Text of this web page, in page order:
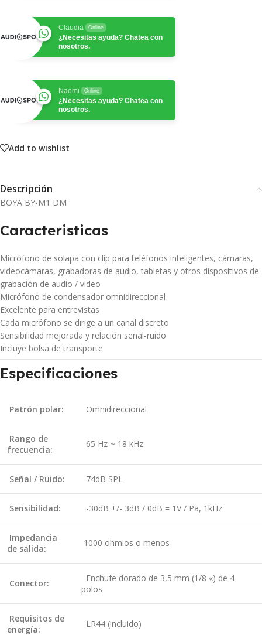
Claudia Online
¿Necesitas ayuda? Chatea con
nosotros.
Naomi Online
¿Necesitas ayuda? Chatea con
nosotros.
Add to wishlist
Descripción
BOYA BY-M1 DM
Caracteristicas
Micrófono de solapa con clip para teléfonos inteligentes, cámaras,
videocámaras, grabadoras de audio, tabletas y otros dispositivos de
grabación de audio / video
Micrófono de condensador omnidireccional
Excelente para entrevistas
Cada micrófono se dirige a un canal discreto
Sensibilidad mejorada y relación señal-ruido
Incluye bolsa de transporte
Especificaciones
Patrón polar: Omnidireccional
Rango de
frecuencia:
65 Hz ~ 18 kHz
Señal / Ruido: 74dB SPL
Sensibilidad: -30dB +/- 3dB / 0dB = 1V / Pa, 1kHz
Impedancia
de salida:
1000 ohmios o menos
Conector:
Enchufe dorado de 3,5 mm (1/8 «) de 4
polos
Requisitos de
energía:
LR44 (incluido)